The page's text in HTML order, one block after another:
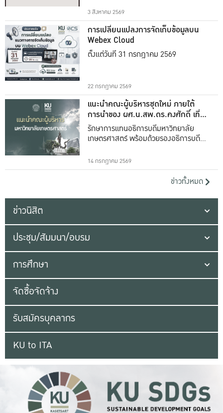
3 สิงหาคม 2569
การเปลี่ยนแปลงการจัดเก็บข้อมูลบน
Webex Cloud
ตั้งแต่วันที่ 31 กรกฎาคม 2569
22 กรกฎาคม 2569
แนะนำคณะผู้บริหารชุดใหม่ ภายใต้
การนำของ ผศ.น.สพ.ดร.คงศักดิ์ เที่ยง
ธรรม
รักษาการแทนอธิการบดีมหาวิทยาลัย
เกษตรศาสตร์ พร้อมด้วยรองอธิการบดีทั้ง
14 กรกฎาคม 2569
ข่าวทั้งหมด
ข่าวนิสิต
ประชุม/สัมมนา/อบรม
การศึกษา
จัดซื้อจัดจ้าง
รับสมัครบุคลากร
KU to ITA